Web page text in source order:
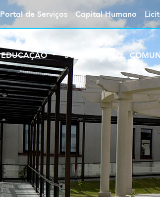
Portal de Serviços Capital Humano
EDUCAÇÃO SOBRE A UTEC